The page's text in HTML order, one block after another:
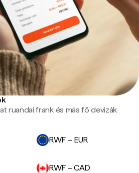
ruandai frank és más fő devizák
RWF – EUR
RWF – CAD